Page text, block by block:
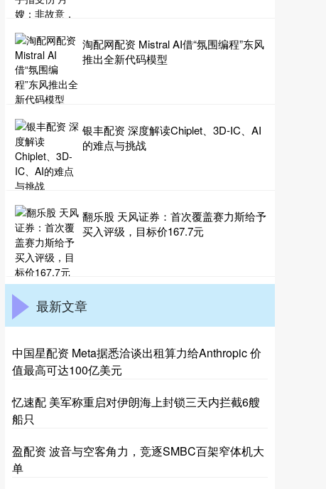
淘配网配资 Mistral AI借“氛围编程”东风
推出全新代码模型
银丰配资 深度解读Chiplet、3D-IC、AI
的难点与挑战
翻乐股 天风证券：首次覆盖赛力斯给予
买入评级，目标价167.7元
最新文章
中国星配资 Meta据悉洽谈出租算力给Anthropic 价
值最高可达100亿美元
忆速配 美军称重启对伊朗海上封锁三天内拦截6艘
船只
盈配资 波音与空客角力，竞逐SMBC百架窄体机大
单